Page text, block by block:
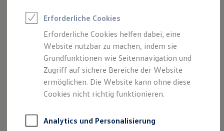
Elektroauto Leasing
Kleinwagen-Leasing
Leasing ohne Anzahlung
Finanzierung
Autokredit mit Schlussrate
Versicherungen und Garantien
Kfz-Versicherung
Restschuldversicherungen
Garantien
Professional Class bei Volkswagen
Erforderliche Cookies
Erforderliche Cookies helfen dabei, eine
Website nutzbar zu machen, indem sie
Grundfunktionen wie Seitennavigation und
Zugriff auf sichere Bereiche der Website
ermöglichen. Die Website kann ohne diese
Cookies nicht richtig funktionieren.
Analytics und Personalisierung